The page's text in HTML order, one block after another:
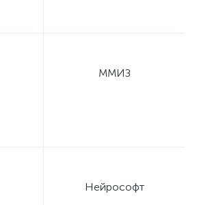
ММИЗ
Нейрософт